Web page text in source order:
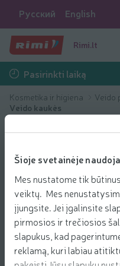
Šioje svetainėje
Mes nustatome tik
veiktų. Mes
įjungsite. Jei įgalinsite
pirmosios ir trečiosios
slapukus, kad
reklamą, kuri labiau
Русский English
Rimi.lt
Pasirinkti laiką
Kosmetika ir higiena
Veido
Veido kaukės